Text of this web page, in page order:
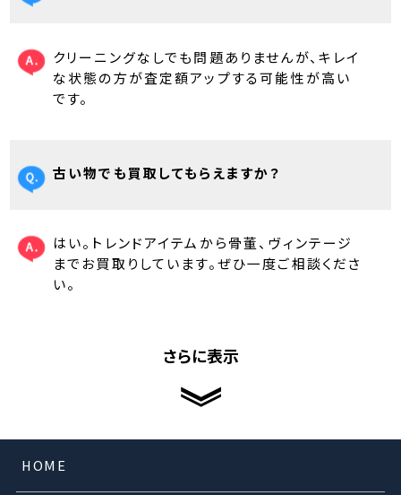
クリーニングなしでも問題ありませんが、キレイ
な状態の方が査定額アップする可能性が高い
です。
古い物でも買取してもらえますか？
はい。トレンドアイテムから骨董、ヴィンテージ
までお買取りしています。ぜひ一度ご相談くださ
い。
さらに表示
HOME